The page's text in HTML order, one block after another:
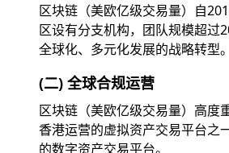
区块链（美欧亿级交易量）自
区设有分支机构，团队规模超过
全球化、多元化发展的战略转型。
(二) 全球合规运营
区块链（美欧亿级交易量）高度
香港运营的虚拟资产交易平台之
的数字资产交易平台。